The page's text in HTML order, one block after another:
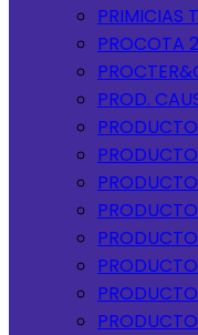
PRIMICIAS
PROCOTA
PROD.